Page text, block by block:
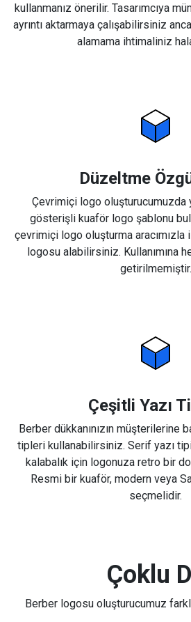
kullanmanız önerilir. Tasarımcıya
ayrıntı aktarmaya çalışabilirsiniz
alamama ihtimaliniz
Düzeltme
Çevrimiçi logo oluşturucumuzda
gösterişli kuaför logo şablonu
çevrimiçi logo oluşturma
logosu alabilirsiniz. Kullanımına
getirilmemiştir.
Çeşitli Yazı
Berber dükkanınızın müşterilerine
tipleri kullanabilirsiniz. Serif yazı
kalabalık için logonuza retro bir
Resmi bir kuaför, modern veya
seçmelidir.
Çoklu
Berber logosu oluşturucumuz